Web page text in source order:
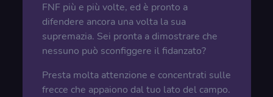
FNF più e più volte, ed è pronto a
difendere ancora una volta la sua
supremazia. Sei pronta a dimostrare che
nessuno può sconfiggere il fidanzato?
Presta molta attenzione e concentrati sulle
frecce che appaiono dal tuo lato del campo.